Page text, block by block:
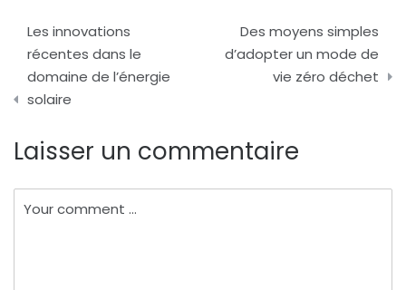
Navigation
de
l’article
Les innovations
récentes dans le
domaine de l’énergie
solaire
Des moyens simples
d’adopter un mode de
vie zéro déchet
Laisser un commentaire